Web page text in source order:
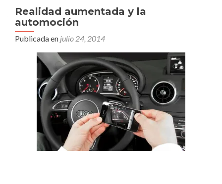
Realidad aumentada y la
automoción
Publicada en julio 24, 2014